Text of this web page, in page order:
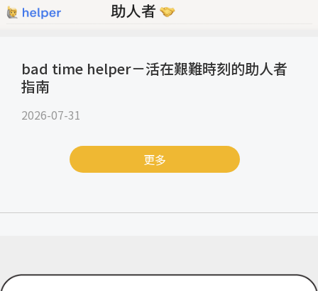
bad time helper－活在艱難時刻的助人者
指南
2026-07-31
更多